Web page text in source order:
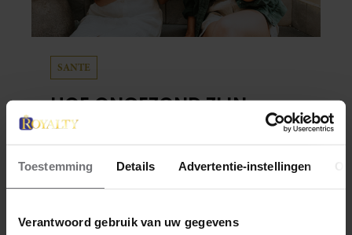
Toestemming Details Advertentie-instellingen
Verantwoord gebruik van uw gegevens
SANTE
HOE ONGEZOND ZIJN
IJSJES?
Waterijsjes, softijs, roomijs: het ene ijsje is
gezonder dan het andere. Voor welk ijs moet
binnenkrijgen?